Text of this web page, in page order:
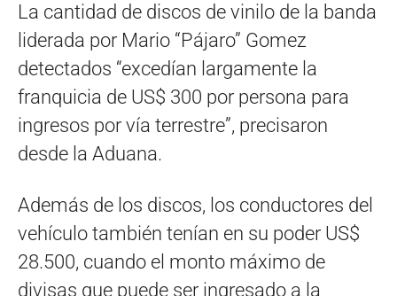
La cantidad de discos de vinilo de la banda
liderada por Mario “Pájaro” Gomez
detectados “excedían largamente la
franquicia de US$ 300 por persona para
ingresos por vía terrestre”, precisaron
desde la Aduana.
Además de los discos, los conductores del
vehículo también tenían en su poder US$
28.500, cuando el monto máximo de
divisas que puede ser ingresado a la